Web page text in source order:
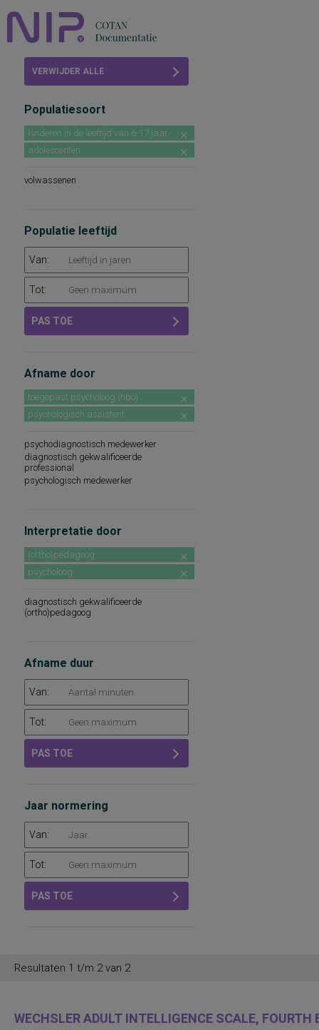
Abonneren
VERWIJDER ALLE
Populatiesoort
kinderen in de leeftijd van 6-17 jaar
adolescenten
volwassenen
Populatie leeftijd
Van:
Tot:
PAS TOE
Afname door
toegepast psycholoog (hbo)
psychologisch assistent
psychodiagnostisch medewerker
diagnostisch gekwalificeerde
professional
psychologisch medewerker
Interpretatie door
(ortho)pedagoog
psycholoog
diagnostisch gekwalificeerde
(ortho)pedagoog
Afname duur
Van:
Tot:
PAS TOE
Jaar normering
Van:
Tot:
PAS TOE
Resultaten 1 t/m 2 van 2
WECHSLER ADULT INTELLIGENCE SCALE,